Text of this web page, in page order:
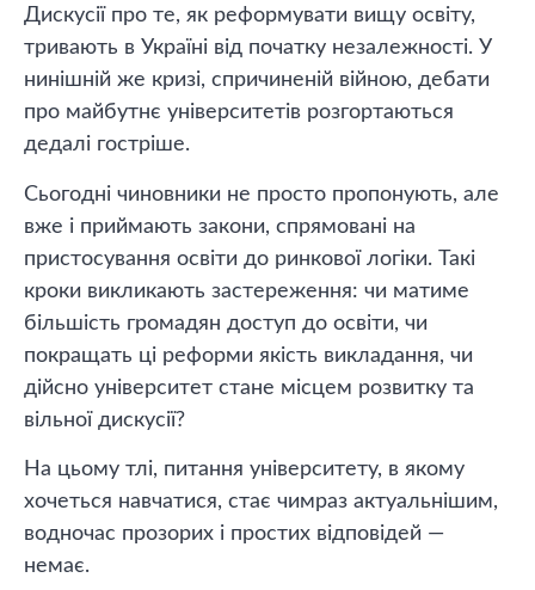
Дискусії про те, як реформувати вищу освіту,
тривають в Україні від початку незалежності. У
нинішній же кризі, спричиненій війною, дебати
про майбутнє університетів розгортаються
дедалі гостріше.
Сьогодні чиновники не просто пропонують, але
вже і приймають закони, спрямовані на
пристосування освіти до ринкової логіки. Такі
кроки викликають застереження: чи матиме
більшість громадян доступ до освіти, чи
покращать ці реформи якість викладання, чи
дійсно університет стане місцем розвитку та
вільної дискусії?
На цьому тлі, питання університету, в якому
хочеться навчатися, стає чимраз актуальнішим,
водночас прозорих і простих відповідей —
немає.